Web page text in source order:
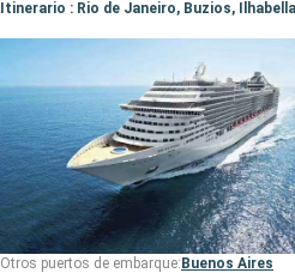
Itinerario : Rio de Janeiro, Buzios,
Otros puertos de embarque: Buenos Aires